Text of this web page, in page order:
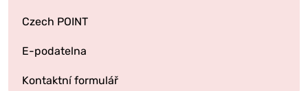
Czech POINT
E-podatelna
Kontaktní formulář